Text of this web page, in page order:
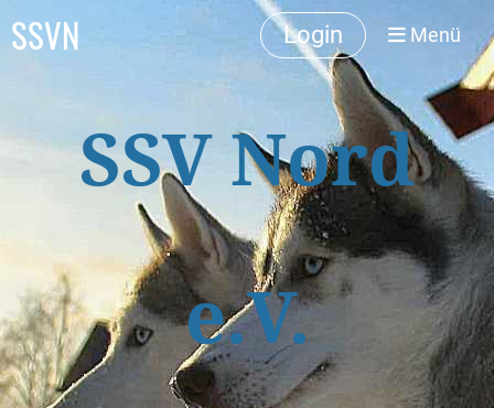
SSVN Login Menü
SSV Nord
e.V.